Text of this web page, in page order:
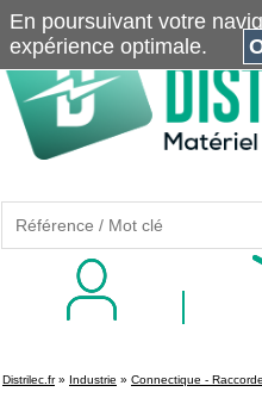
Distrilec.fr» Industrie » Connectique -
En poursuivant votre
expérience optimale.